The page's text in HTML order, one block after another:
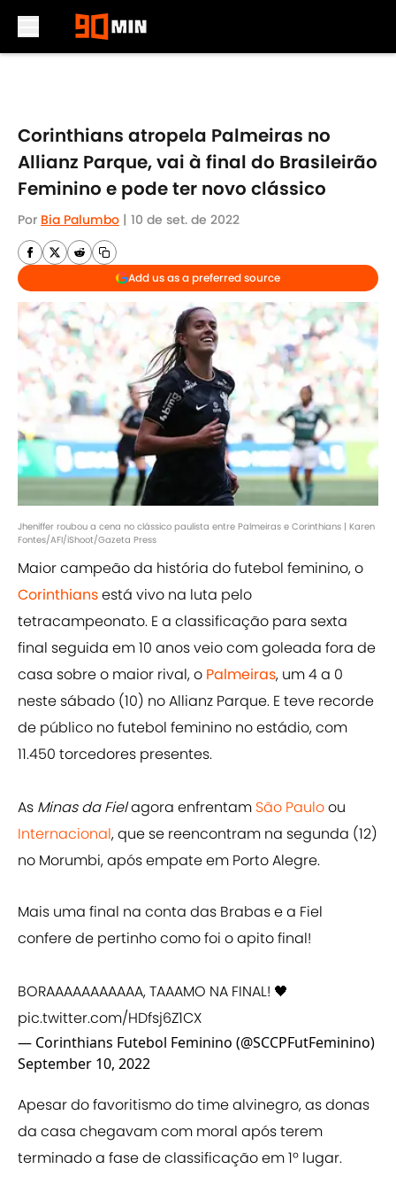
Corinthians atropela Palmeiras no
Allianz Parque, vai à final do Brasileirão
Feminino e pode ter novo clássico
Por Bia Palumbo | 10 de set. de 2022
Add us as a preferred source
Jheniffer roubou a cena no clássico paulista entre Palmeiras e Corinthians | Karen
Fontes/AFI/iShoot/Gazeta Press
Maior campeão da história do futebol feminino, o
Corinthiansestá vivo na luta pelo
tetracampeonato. E a classificação para sexta
final seguida em 10 anos veio com goleada fora de
casa sobre o maior rival, o Palmeiras, um 4 a 0
neste sábado (10) no Allianz Parque. E teve recorde
de público no futebol feminino no estádio, com
11.450 torcedores presentes.
As Minas da Fielagora enfrentam São Pauloou
Internacional, que se reencontram na segunda (12)
no Morumbi, após empate em Porto Alegre.
Mais uma final na conta das Brabas e a Fiel
confere de pertinho como foi o apito final!
BORAAAAAAAAAAA, TAAAMO NA FINAL! 🖤
pic.twitter.com/HDfsj6Z1CX
— Corinthians Futebol Feminino (@SCCPFutFeminino)
September 10, 2022
Apesar do favoritismo do time alvinegro, as donas
da casa chegavam com moral após terem
terminado a fase de classificação em 1º lugar.